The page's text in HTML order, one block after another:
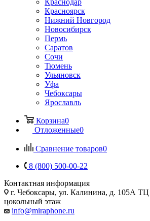
Краснодар
Красноярск
Нижний Новгород
Новосибирск
Пермь
Саратов
Сочи
Тюмень
Ульяновск
Уфа
Чебоксары
Ярославль
Корзина0
Отложенные0
Сравнение товаров0
8 (800) 500-00-22
Контактная информация
г. Чебоксары, ул. Калинина, д. 105А
цокольный этаж
info@miraphone.ru